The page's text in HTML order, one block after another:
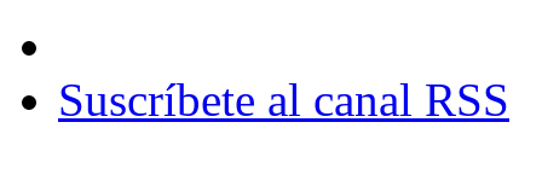
Suscríbete al canal RSS